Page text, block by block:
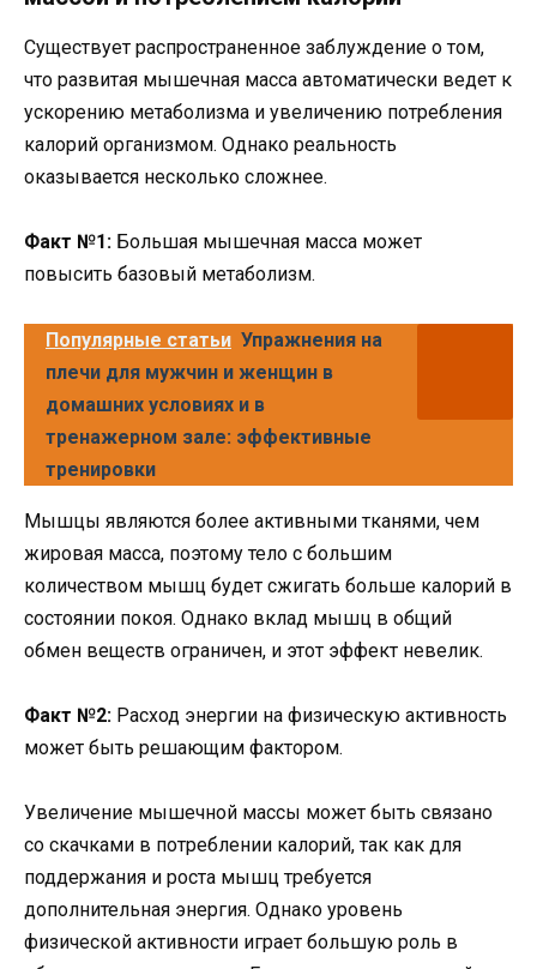
Существует распространенное заблуждение о том,
что развитая мышечная масса автоматически ведет к
ускорению метаболизма и увеличению потребления
калорий организмом. Однако реальность
оказывается несколько сложнее.
Факт №1: Большая мышечная масса может
повысить базовый метаболизм.
Популярные статьи Упражнения на
плечи для мужчин и женщин в
домашних условиях и в
тренажерном зале: эффективные
тренировки
Мышцы являются более активными тканями, чем
жировая масса, поэтому тело с большим
количеством мышц будет сжигать больше калорий в
состоянии покоя. Однако вклад мышц в общий
обмен веществ ограничен, и этот эффект невелик.
Факт №2: Расход энергии на физическую активность
может быть решающим фактором.
Увеличение мышечной массы может быть связано
со скачками в потреблении калорий, так как для
поддержания и роста мышц требуется
дополнительная энергия. Однако уровень
физической активности играет большую роль в